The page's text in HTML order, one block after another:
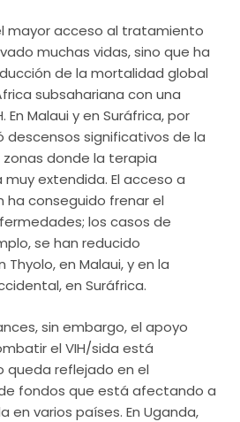
mayor acceso al tratamiento
muchas vidas, sino que ha
de la mortalidad global
subsahariana con una
En Malaui y en Suráfrica, por
descensos significativos de la
donde la terapia
extendida. El acceso a
conseguido frenar el
los casos de
se han reducido
en Malaui, y en la
en Suráfrica.
sin embargo, el apoyo
el VIH/sida está
queda reflejado en el
fondos que está afectando a
en varios países. En Uganda,